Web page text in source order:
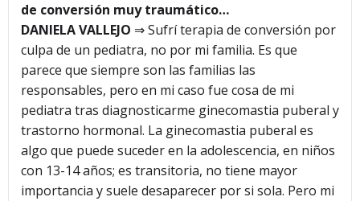
de conversión muy traumático…
DANIELA VALLEJO ⇒ Sufrí terapia de conversión por
culpa de un pediatra, no por mi familia. Es que
parece que siempre son las familias las
responsables, pero en mi caso fue cosa de mi
pediatra tras diagnosticarme ginecomastia puberal y
trastorno hormonal. La ginecomastia puberal es
algo que puede suceder en la adolescencia, en niños
con 13-14 años; es transitoria, no tiene mayor
importancia y suele desaparecer por si sola. Pero mi